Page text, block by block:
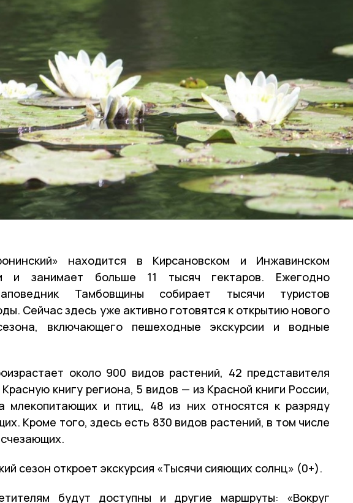
находится в Кирсановском и Инжавинском
и занимает больше 11 тысяч гектаров. Ежегодно
Тамбовщины собирает тысячи туристов
Сейчас здесь уже активно готовятся к открытию нового
включающего пешеходные экскурсии и водные
около 900 видов растений, 42 представителя
книгу региона, 5 видов — из Красной книги России,
млекопитающих и птиц, 48 из них относятся к разряду
Кроме того, здесь есть 830 видов растений, в том числе
сезон откроет экскурсия «Тысячи сияющих солнц» (0+).
будут доступны и другие маршруты: «Вокруг